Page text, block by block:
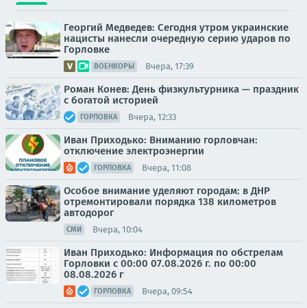
Георгий Медведев: Сегодня утром украинские
нацисты нанесли очередную серию ударов по
Горловке
ВОЕНКОРЫ Вчера, 17:39
Роман Конев: День физкультурника — праздник
с богатой историей
ГОРЛОВКА Вчера, 12:33
Иван Приходько: Вниманию горловчан:
отключение электроэнергии
ГОРЛОВКА Вчера, 11:08
Особое внимание уделяют городам: в ДНР
отремонтировали порядка 138 километров
автодорог
СМИ Вчера, 10:04
Иван Приходько: Информация по обстрелам
Горловки с 00:00 07.08.2026 г. по 00:00
08.08.2026 г
ГОРЛОВКА Вчера, 09:54